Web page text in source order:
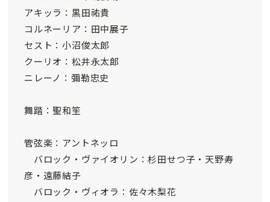
アキッラ：黒田祐貴
コルネーリア：田中展子
セスト：小沼俊太郎
クーリオ：松井永太郎
ニレーノ：彌勒忠史
舞踏：聖和笙
管弦楽：アントネッロ
バロック・ヴァイオリン：杉田せつ子・天野寿
彦・遠藤結子
バロック・ヴィオラ：佐々木梨花